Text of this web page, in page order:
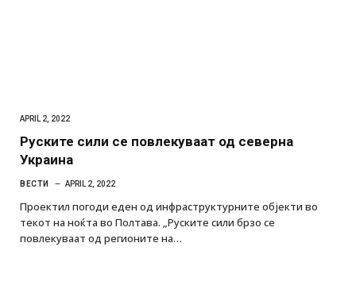
APRIL 2, 2022
Руските сили се повлекуваат од северна
Украина
ВЕСТИ APRIL 2, 2022
Проектил погоди еден од инфраструктурните објекти во
текот на ноќта во Полтава. „Руските сили брзо се
повлекуваат од регионите на…